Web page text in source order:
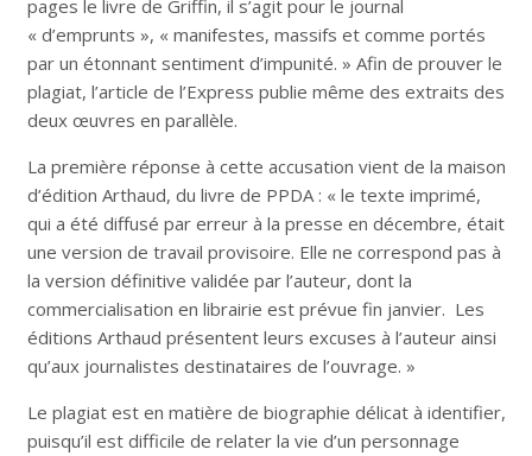
pages le livre de Griffin, il s’agit pour le journal
« d’emprunts », « manifestes, massifs et comme portés
par un étonnant sentiment d’impunité. » Afin de prouver le
plagiat, l’article de l’Express publie même des extraits des
deux œuvres en parallèle.
La première réponse à cette accusation vient de la maison
d’édition Arthaud, du livre de PPDA : « le texte imprimé,
qui a été diffusé par erreur à la presse en décembre, était
une version de travail provisoire. Elle ne correspond pas à
la version définitive validée par l’auteur, dont la
commercialisation en librairie est prévue fin janvier. Les
éditions Arthaud présentent leurs excuses à l’auteur ainsi
qu’aux journalistes destinataires de l’ouvrage. »
Le plagiat est en matière de biographie délicat à identifier,
puisqu’il est difficile de relater la vie d’un personnage